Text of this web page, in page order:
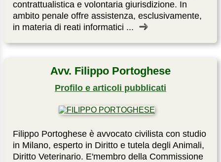
contrattualistica e volontaria giurisdizione. In
ambito penale offre assistenza, esclusivamente,
in materia di reati informatici ...
Avv. Filippo Portoghese
Profilo e articoli pubblicati
Filippo Portoghese è avvocato civilista con studio
in Milano, esperto in Diritto e tutela degli Animali,
Diritto Veterinario. E'membro della Commissione